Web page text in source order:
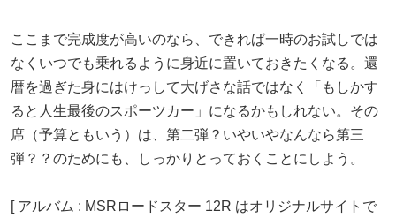
ここまで完成度が高いのなら、できれば一時のお試しでは
なくいつでも乗れるように身近に置いておきたくなる。還
暦を過ぎた身にはけっして大げさな話ではなく「もしかす
ると人生最後のスポーツカー」になるかもしれない。その
席（予算ともいう）は、第二弾？いやいやなんなら第三
弾？？のためにも、しっかりとっておくことにしよう。
[ アルバム : MSRロードスター 12R はオリジナルサイトで